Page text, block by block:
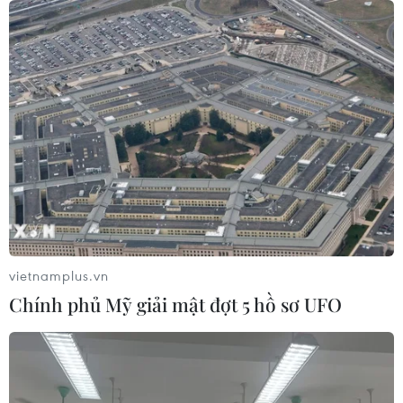
Trump
07/08/2026 00:33
Cựu Giám đốc Viện Quốc gia về Dị
ứng của Mỹ bị buộc tội khinh thường
Quốc hội
07/08/2026 00:25
Mexico triển khai hàng nghìn binh sỹ
bảo vệ các vùng trồng bơ trọng điểm
Mỹ: Lãi suất thế chấp tăng lên mức
cao nhất kể từ tháng Bảy năm ngoái
vietnamplus.vn
Chính phủ Mỹ giải mật đợt 5 hồ sơ UFO